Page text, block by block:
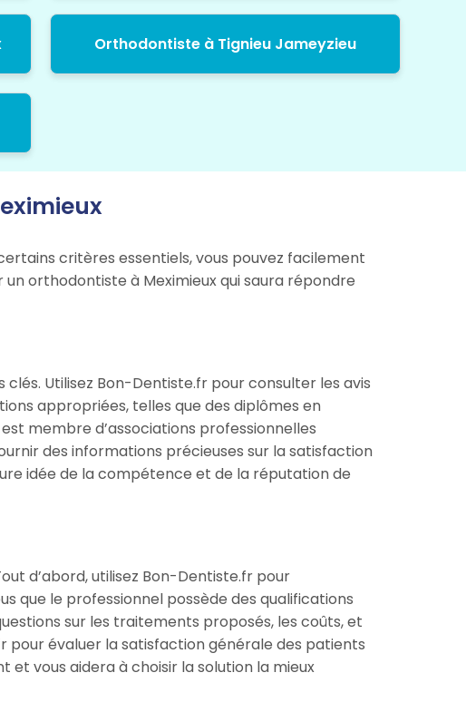
Orthodontiste à Tignieu Jameyzieu
critères essentiels, vous pouvez facilement
orthodontiste à Meximieux qui saura répondre
Utilisez Bon-Dentiste.fr pour consulter les avis
appropriées, telles que des diplômes en
membre d’associations professionnelles
des informations précieuses sur la satisfaction
idée de la compétence et de la réputation de
d’abord, utilisez Bon-Dentiste.fr pour
que le professionnel possède des qualifications
sur les traitements proposés, les coûts, et
pour évaluer la satisfaction générale des patients
vous aidera à choisir la solution la mieux